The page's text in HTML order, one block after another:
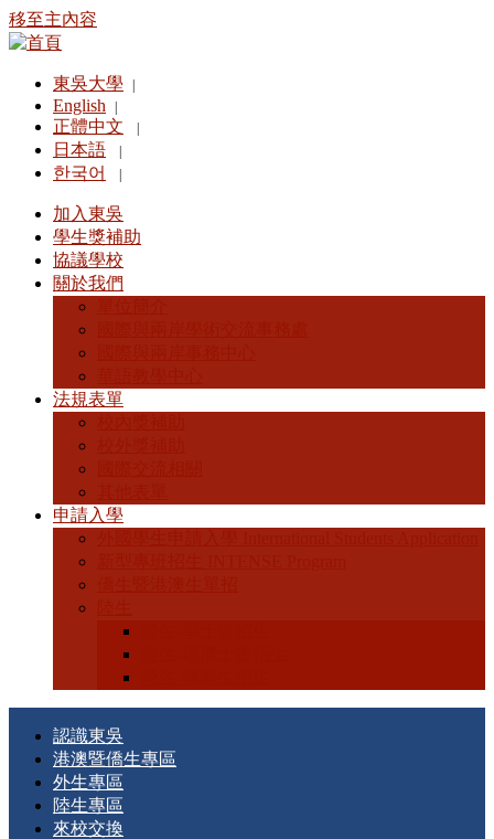
移至主內容
東吳大學
English
正體中文
日本語
한국어
加入東吳
學生獎補助
協議學校
關於我們
法規表單
申請入學
認識東吳
港澳暨僑生專區
外生專區
陸生專區
來校交換